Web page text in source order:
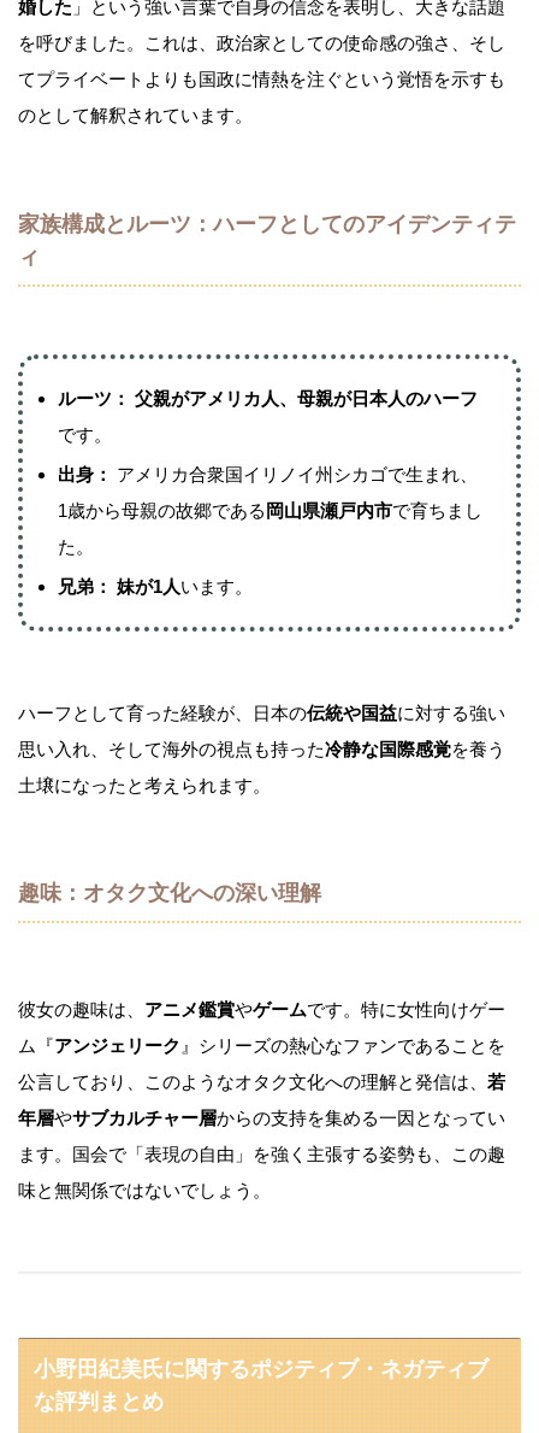
婚した 」という強い言葉で自身の信念を表明し、大きな話題
を呼びました。これは、政治家としての使命感の強さ、そし
てプライベートよりも国政に情熱を注ぐという覚悟を示すも
のとして解釈されています。
家族構成とルーツ：ハーフとしてのアイデンティテ
ィ
ルーツ： 父親がアメリカ人、母親が日本人のハーフ
です。
出身：
アメリカ合衆国イリノイ州シカゴで生まれ、
1歳から母親の故郷である 岡山県瀬戸内市で育ちまし
た。
兄弟： 妹が1人います。
ハーフとして育った経験が、日本の伝統や国益に対する強い
思い入れ、そして海外の視点も持った冷静な国際感覚を養う
土壌になったと考えられます。
趣味：オタク文化への深い理解
彼女の趣味は、 アニメ鑑賞やゲームです。特に女性向けゲー
ム『アンジェリーク 』シリーズの熱心なファンであることを
公言しており、このようなオタク文化への理解と発信は、 若
年層やサブカルチャー層からの支持を集める一因となってい
ます。国会で「表現の自由」を強く主張する姿勢も、この趣
味と無関係ではないでしょう。
小野田紀美氏に関するポジティブ・ネガティブ
な評判まとめ